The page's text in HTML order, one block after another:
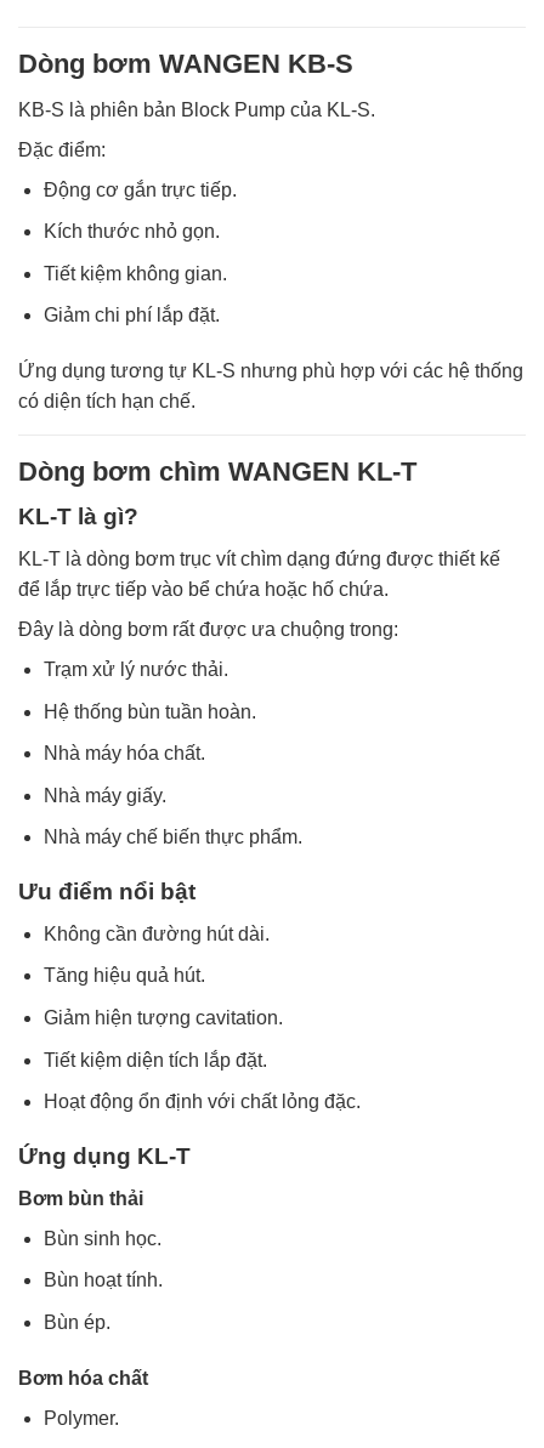
Dòng bơm WANGEN KB-S
KB-S là phiên bản Block Pump của KL-S.
Đặc điểm:
Động cơ gắn trực tiếp.
Kích thước nhỏ gọn.
Tiết kiệm không gian.
Giảm chi phí lắp đặt.
Ứng dụng tương tự KL-S nhưng phù hợp với các hệ thống
có diện tích hạn chế.
Dòng bơm chìm WANGEN KL-T
KL-T là gì?
KL-T là dòng bơm trục vít chìm dạng đứng được thiết kế
để lắp trực tiếp vào bể chứa hoặc hố chứa.
Đây là dòng bơm rất được ưa chuộng trong:
Trạm xử lý nước thải.
Hệ thống bùn tuần hoàn.
Nhà máy hóa chất.
Nhà máy giấy.
Nhà máy chế biến thực phẩm.
Ưu điểm nổi bật
Không cần đường hút dài.
Tăng hiệu quả hút.
Giảm hiện tượng cavitation.
Tiết kiệm diện tích lắp đặt.
Hoạt động ổn định với chất lỏng đặc.
Ứng dụng KL-T
Bơm bùn thải
Bùn sinh học.
Bùn hoạt tính.
Bùn ép.
Bơm hóa chất
Polymer.